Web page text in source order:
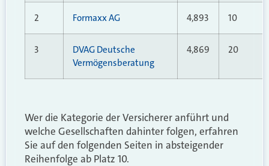
2 Formaxx AG 4,893 10
3
DVAG Deutsche
Vermögensberatung
4,869 20
Wer die Kategorie der Versicherer anführt und
welche Gesellschaften dahinter folgen, erfahren
Sie auf den folgenden Seiten in absteigender
Reihenfolge ab Platz 10.